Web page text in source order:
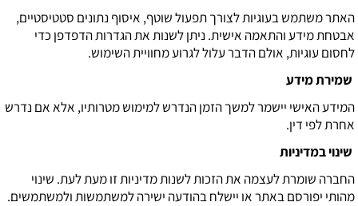
האתר משתמש בעוגיות לצורך תפעול שוטף, איסוף נתונים סטטיסטיים,
אבטחת מידע והתאמה אישית. ניתן לשנות את הגדרות הדפדפן כדי
לחסום עוגיות, אולם הדבר עלול לגרוע מחוויית השימוש.
שמירת מידע
המידע האישי יישמר למשך הזמן הנדרש למימוש מטרותיו, אלא אם נדרש
אחרת לפי דין.
שינוי במדיניות
החברה שומרת לעצמה את הזכות לשנות מדיניות זו מעת לעת. שינוי
מהותי יפורסם באתר או יישלח בהודעה ישירה למשתמשות ולמשתמשים.